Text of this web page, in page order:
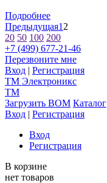
Подробнее
Предыдущая1 2
20 50 100 200
+7 (499) 677-21-46
Перезвоните мне
Вход | Регистрация
TM Электроникс
TM
Загрузить BOM Каталог
Вход | Регистрация
Вход
Регистрация
В корзине
нет товаров